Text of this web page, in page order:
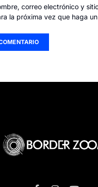
correo electrónico y
la próxima vez que haga